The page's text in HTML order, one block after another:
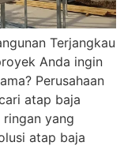
Terjangkau
Anda ingin
Perusahaan
atap baja
yang
atap baja